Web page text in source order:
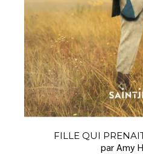
FILLE QUI
par Amy